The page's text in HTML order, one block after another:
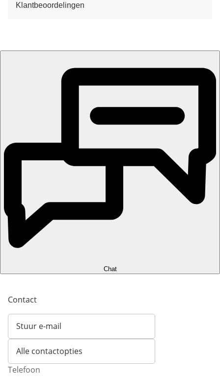
Klantbeoordelingen
Chat
Contact
Stuur e-mail
Opent e-mailclient
Alle contactopties
Telefoon